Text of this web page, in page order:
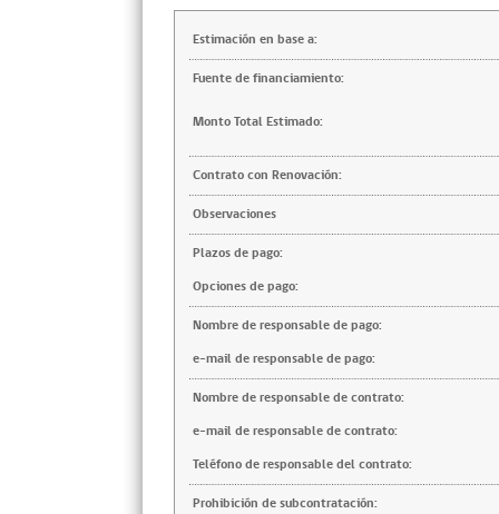
Estimación en base a:
Fuente de financiamiento:
Monto Total Estimado:
Contrato con Renovación:
Observaciones
Plazos de pago:
Opciones de pago:
Nombre de responsable de pago:
e-mail de responsable de pago:
Nombre de responsable de contrato:
e-mail de responsable de contrato:
Teléfono de responsable del contrato:
Prohibición de subcontratación: